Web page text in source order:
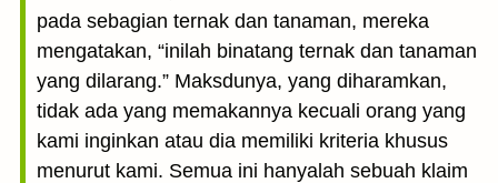
pada sebagian ternak dan tanaman, mereka
mengatakan, “inilah binatang ternak dan tanaman
yang dilarang.” Maksdunya, yang diharamkan,
tidak ada yang memakannya kecuali orang yang
kami inginkan atau dia memiliki kriteria khusus
menurut kami. Semua ini hanyalah sebuah klaim